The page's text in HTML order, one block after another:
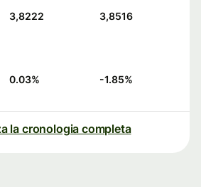
3,8222 3,8516
0.03% -1.85%
la cronologia completa